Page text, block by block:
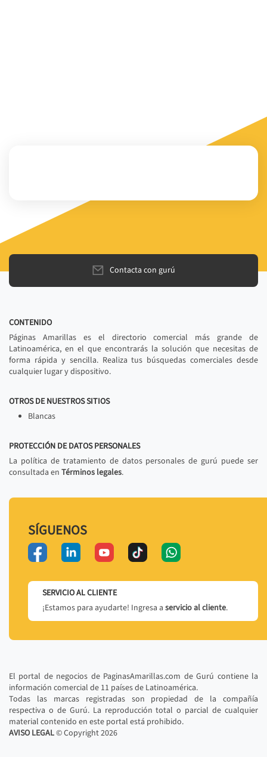
Contacta con gurú
CONTENIDO
Páginas Amarillas es el directorio comercial más grande de
Latinoamérica, en el que encontrarás la solución que necesitas de
forma rápida y sencilla. Realiza tus búsquedas comerciales desde
cualquier lugar y dispositivo.
OTROS DE NUESTROS SITIOS
Blancas
PROTECCIÓN DE DATOS PERSONALES
La política de tratamiento de datos personales de gurú puede ser
consultada en Términos legales.
SÍGUENOS
SERVICIO AL CLIENTE
¡Estamos para ayudarte! Ingresa a servicio al cliente.
El portal de negocios de PaginasAmarillas.com de Gurú contiene la
información comercial de 11 países de Latinoamérica.
Todas las marcas registradas son propiedad de la compañía
respectiva o de Gurú. La reproducción total o parcial de cualquier
material contenido en este portal está prohibido.
AVISO LEGAL© Copyright2026